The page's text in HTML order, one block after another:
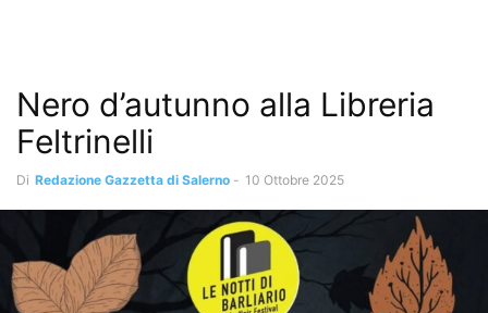
Nero d’autunno alla Libreria
Feltrinelli
Di Redazione Gazzetta di Salerno - 10 Ottobre 2025